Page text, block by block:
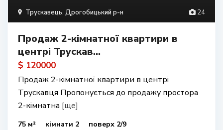
24
Трускавець, Дрогобицький р-н
Продаж 2-кімнатної квартири в
центрі Трускав...
$ 120000
Продаж 2-кімнатної квартири в центрі
Трускавця Пропонується до продажу простора
2-кімнатна [ще]
75 м² кімнати 2 поверх 2/9